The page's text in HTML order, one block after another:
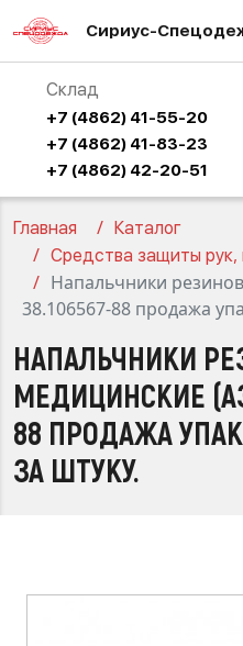
Сириус-
Склад
+7 (4862) 41-55-20
+7 (4862) 41-83-23
+7 (4862) 42-20-51
Главная
Каталог
Средства защиты рук,
Напальчники
38.106567-88 продажа
НАПАЛЬЧНИКИ
МЕДИЦИНСКИЕ
88 ПРОДАЖА
ЗА ШТУКУ.